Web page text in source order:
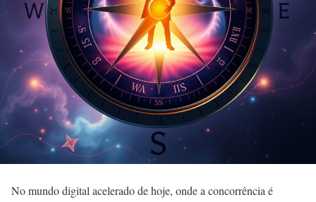
No mundo digital acelerado de hoje, onde a concorrência é